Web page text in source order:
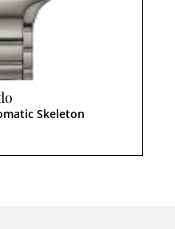
Skeleton